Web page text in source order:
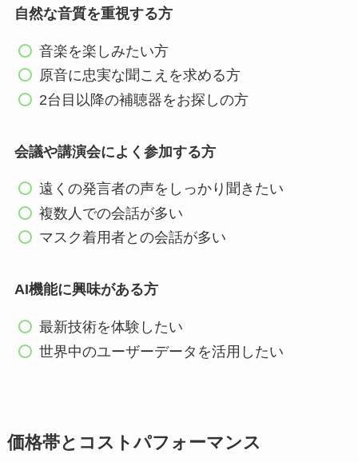
自然な音質を重視する方
音楽を楽しみたい方
原音に忠実な聞こえを求める方
2台目以降の補聴器をお探しの方
会議や講演会によく参加する方
遠くの発言者の声をしっかり聞きたい
複数人での会話が多い
マスク着用者との会話が多い
AI機能に興味がある方
最新技術を体験したい
世界中のユーザーデータを活用したい
価格帯とコストパフォーマンス